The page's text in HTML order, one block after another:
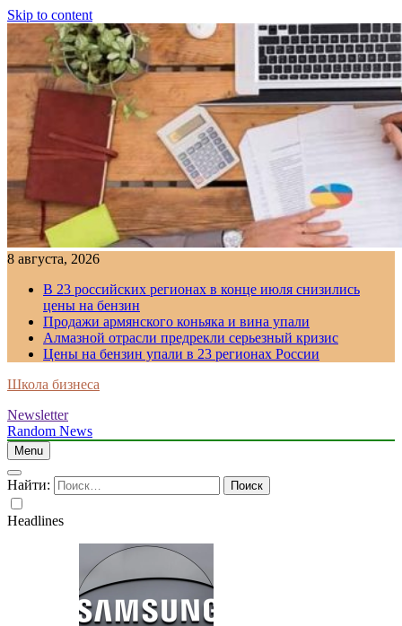
Skip to content
8 августа, 2026
В 23 российских регионах в конце июля снизились
цены на бензин
Продажи армянского коньяка и вина упали
Алмазной отрасли предрекли серьезный кризис
Цены на бензин упали в 23 регионах России
Школа бизнеса
Newsletter
Random News
Menu
Найти:
Headlines